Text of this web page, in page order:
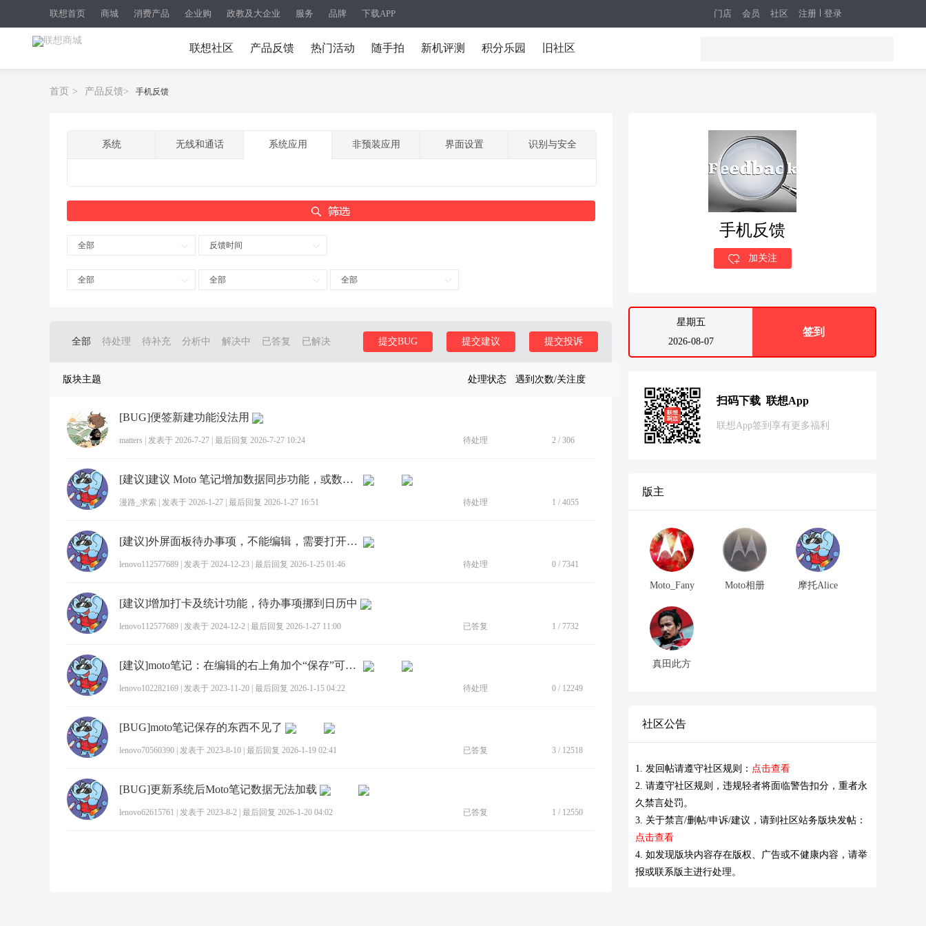
联想首页 商城 消费产品 企业购 政教及大企业 服务 品牌 下载APP 注册 登录
门店 会员 社区
联想社区 产品反馈 热门活动 随手拍 新机评测 积分乐园 旧社区
首页 > 产品反馈> 手机反馈
系统 无线和通话 系统应用 非预装应用 界面设置 识别与安全
全部 反馈时间
全部 全部 全部
全部 待处理 待补充 分析中 解决中 已答复 已解决 提交投诉
提交建议
提交BUG
版块主题 处理状态 遇到次数/关注度
[BUG]便签新建功能没法用
matters 发表于 2026-7-27 最后回复 2026-7-27 10:24 待处理 2 / 306
[建议]建议 Moto 笔记增加数据同步功能，或数据移植功能
漫路_求索 发表于 2026-1-27 最后回复 2026-1-27 16:51 待处理 1 / 4055
[建议]外屏面板待办事项，不能编辑，需要打开内屏，不方便
lenovo112577689 发表于 2024-12-23 最后回复 2026-1-25 01:46 待处理 0 / 7341
[建议]增加打卡及统计功能，待办事项挪到日历中
lenovo112577689 发表于 2024-12-2 最后回复 2026-1-27 11:00 已答复 1 / 7732
[建议]moto笔记：在编辑的右上角加个“保存”可好？
lenovo102282169 发表于 2023-11-20 最后回复 2026-1-15 04:22 待处理 0 / 12249
[BUG]moto笔记保存的东西不见了
lenovo70560390 发表于 2023-8-10 最后回复 2026-1-19 02:41 已答复 3 / 12518
[BUG]更新系统后Moto笔记数据无法加载
lenovo62615761 发表于 2023-8-2 最后回复 2026-1-20 04:02 已答复 1 / 12550
手机反馈
加关注
星期五
2026-08-07
签到
扫码下载 联想App
联想App签到享有更多福利
版主
Moto_Fany Moto相册 摩托Alice
真田此方
社区公告
1. 发回帖请遵守社区规则： 点击查看
2. 请遵守社区规则，违规轻者将面临警告扣分，重者永
久禁言处罚。
3. 关于禁言/删帖/申诉/建议，请到社区站务版块发帖：
点击查看
4. 如发现版块内容存在版权、广告或不健康内容，请举
报或联系版主进行处理。